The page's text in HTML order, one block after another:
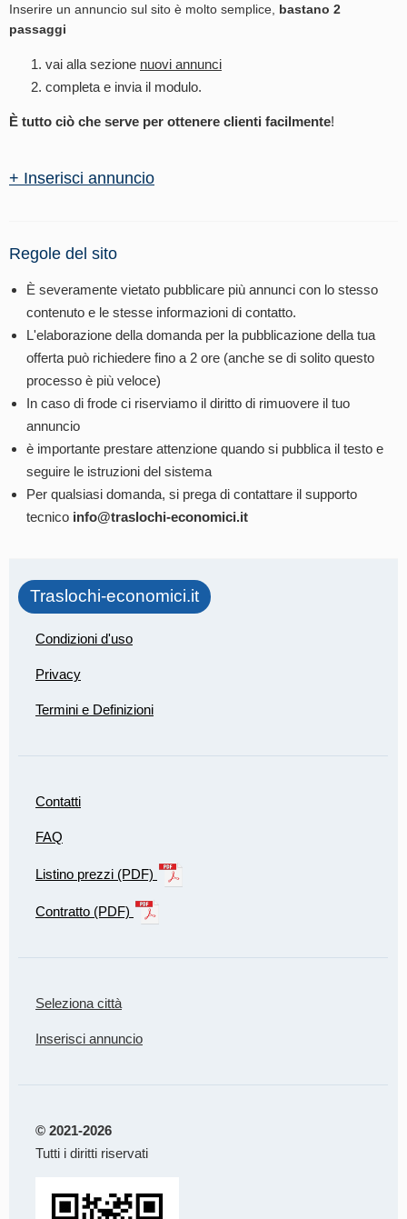
Inserire un annuncio sul sito è molto semplice, bastano 2
passaggi
vai alla sezione nuovi annunci
completa e invia il modulo.
È tutto ciò che serve per ottenere clienti facilmente!
+ Inserisci annuncio
Regole del sito
È severamente vietato pubblicare più annunci con lo stesso
contenuto e le stesse informazioni di contatto.
L'elaborazione della domanda per la pubblicazione della tua
offerta può richiedere fino a 2 ore (anche se di solito questo
processo è più veloce)
In caso di frode ci riserviamo il diritto di rimuovere il tuo
annuncio
è importante prestare attenzione quando si pubblica il testo e
seguire le istruzioni del sistema
Per qualsiasi domanda, si prega di contattare il supporto
tecnico info@traslochi-economici.it
Traslochi-economici.it
Condizioni d'uso
Privacy
Termini e Definizioni
Contatti
FAQ
Listino prezzi (PDF)
Contratto (PDF)
Seleziona città
Inserisci annuncio
© 2021-2026
Tutti i diritti riservati